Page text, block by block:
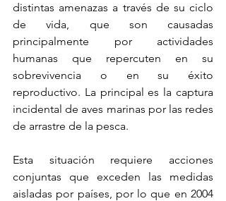
distintas amenazas a través de su ciclo
de vida, que son causadas
principalmente por actividades
humanas que repercuten en su
sobrevivencia o en su éxito
reproductivo. La principal es la captura
incidental de aves marinas por las redes
de arrastre de la pesca.
Esta situación requiere acciones
conjuntas que exceden las medidas
aisladas por países, por lo que en 2004